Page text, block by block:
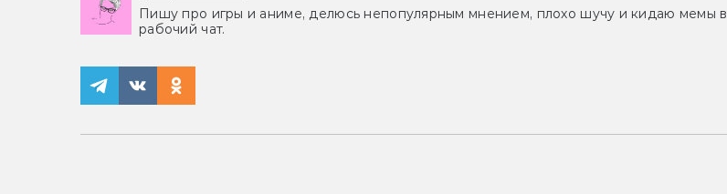
Пишу про игры и аниме, делюсь непопулярным мнением, плохо шучу и кидаю мемы в
рабочий чат.